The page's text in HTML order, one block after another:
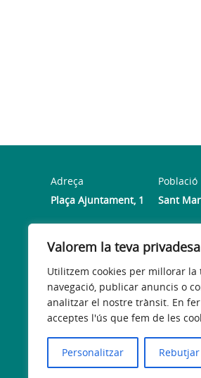
Valorem la teva privadesa
Utilitzem cookies per millorar la
navegació, publicar anuncis o
analitzar el nostre trànsit. En
acceptes l'ús que fem de les
Personalitzar Rebutjar
Adreça
Plaça Ajuntament, 1
Població
Sant
Horari
De dilluns a divendres d’11 del
Avís legal Política de